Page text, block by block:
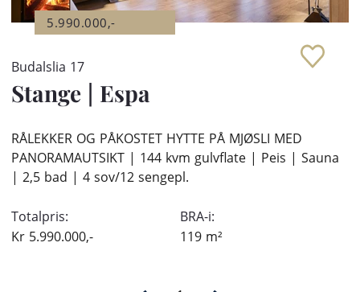
5.990.000,-
Budalslia 17
Stange | Espa
RÅLEKKER OG PÅKOSTET HYTTE PÅ MJØSLI MED
PANORAMAUTSIKT | 144 kvm gulvflate | Peis | Sauna
| 2,5 bad | 4 sov/12 sengepl.
Totalpris:
Kr 5.990.000,-
BRA-i:
119 m²